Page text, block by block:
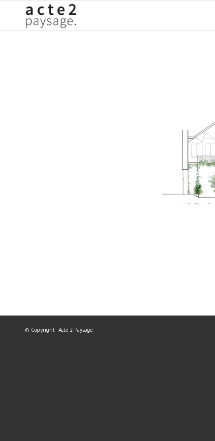
© Copyright -Acte 2 Paysage